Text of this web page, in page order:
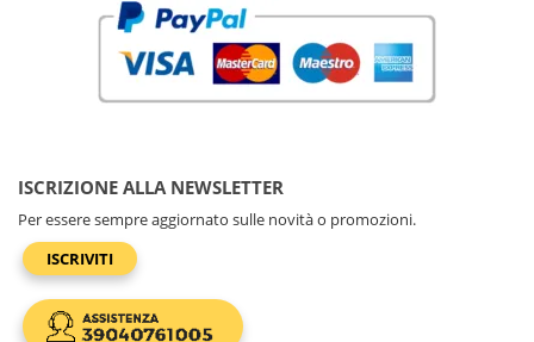
ISCRIZIONE ALLA NEWSLETTER
Per essere sempre aggiornato sulle novità o promozioni.
ISCRIVITI